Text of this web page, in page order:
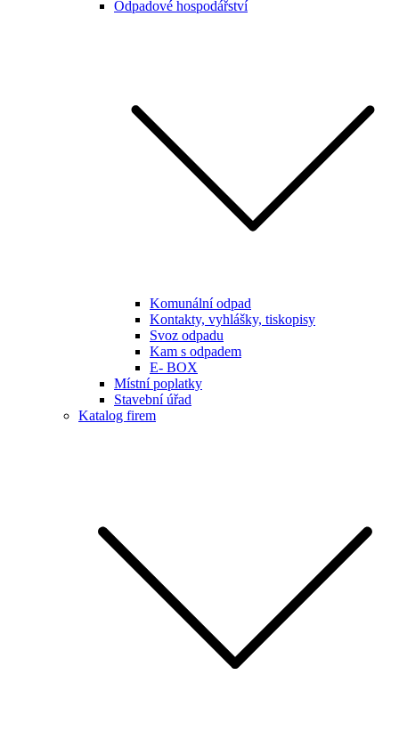
Odpadové hospodářství
Komunální odpad
Kontakty, vyhlášky, tiskopisy
Svoz odpadu
Kam s odpadem
E- BOX
Místní poplatky
Stavební úřad
Katalog firem